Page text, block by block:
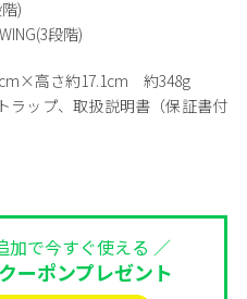
)
段階)
高さ約17.1cm 約348g
ラップ、取扱説明書（保証書付
加で今すぐ使える ／
ーポンプレゼント